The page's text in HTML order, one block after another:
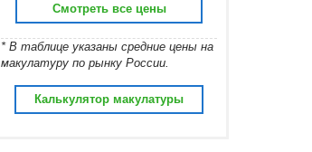
Смотреть все цены
* В таблице указаны средние цены на
макулатуру по рынку России.
Калькулятор макулатуры